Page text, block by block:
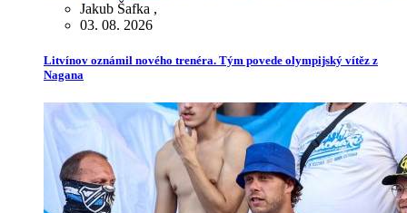
Jakub Šafka ,
03. 08. 2026
Litvínov oznámil nového trenéra. Tým povede olympijský vítěz z
Nagana